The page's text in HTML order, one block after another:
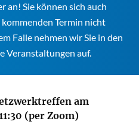
an! Sie können sich auch
Termin nicht
Falle nehmen wir Sie in den
Veranstaltungen auf.
am
(per Zoom)